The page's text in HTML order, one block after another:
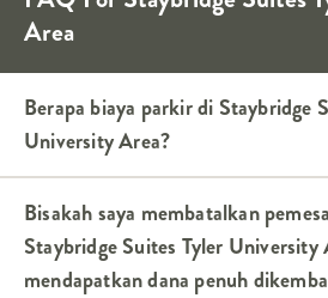
Area
Berapa biaya parkir di Staybridge
University Area?
Bisakah saya membatalkan
Staybridge Suites Tyler University
mendapatkan dana penuh